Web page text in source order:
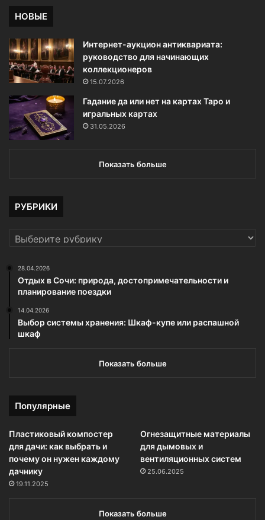
НОВЫЕ
Интернет-аукцион антиквариата:
руководство для начинающих
коллекционеров
15.07.2026
Гадание да или нет на картах Таро и
игральных картах
31.05.2026
Показать больше
РУБРИКИ
РУБРИКИ
28.04.2026
Отдых в Сочи: природа, достопримечательности и
планирование поездки
14.04.2026
Выбор системы хранения: Шкаф-купе или распашной
шкаф
Показать больше
Популярные
Пластиковый компостер
для дачи: как выбрать и
почему он нужен каждому
дачнику
19.11.2025
Огнезащитные материалы
для дымовых и
вентиляционных систем
25.06.2025
Показать больше